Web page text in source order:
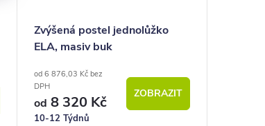
Zvýšená postel jednolůžko
ELA, masiv buk
od 6 876,03 Kč bez
DPH
od 8 320 Kč
10-12 Týdnů
ZOBRAZIT